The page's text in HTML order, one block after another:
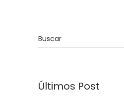
Últimos Post